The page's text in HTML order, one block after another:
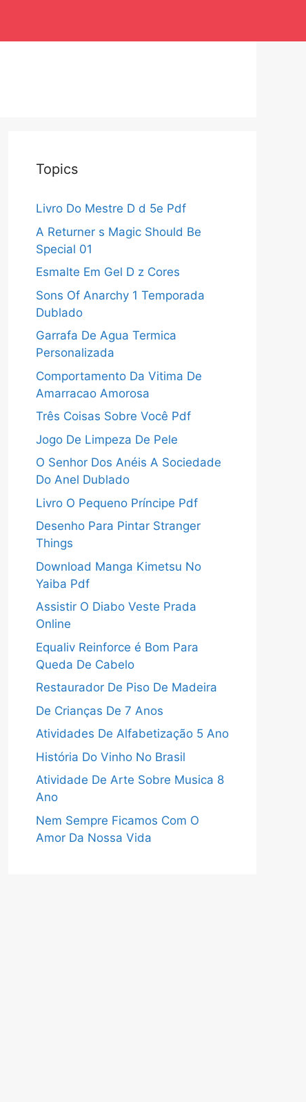
Topics
Livro Do Mestre D d 5e Pdf
A Returner s Magic Should Be
Special 01
Esmalte Em Gel D z Cores
Sons Of Anarchy 1 Temporada
Dublado
Garrafa De Agua Termica
Personalizada
Comportamento Da Vitima De
Amarracao Amorosa
Três Coisas Sobre Você Pdf
Jogo De Limpeza De Pele
O Senhor Dos Anéis A Sociedade
Do Anel Dublado
Livro O Pequeno Príncipe Pdf
Desenho Para Pintar Stranger
Things
Download Manga Kimetsu No
Yaiba Pdf
Assistir O Diabo Veste Prada
Online
Equaliv Reinforce é Bom Para
Queda De Cabelo
Restaurador De Piso De Madeira
De Crianças De 7 Anos
Atividades De Alfabetização 5 Ano
História Do Vinho No Brasil
Atividade De Arte Sobre Musica 8
Ano
Nem Sempre Ficamos Com O
Amor Da Nossa Vida